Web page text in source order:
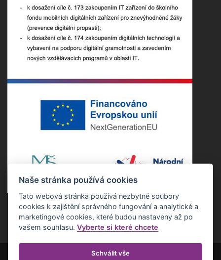
Copyright ©2022 Základní škola Nepomuk. Všechna práva vyhrazena.
Naše stránka používá cookies
Tato webová stránka používá nezbytné soubory
cookies k zajištění správného fungování a analytické a
marketingové cookies, které budou nastaveny až po
vašem souhlasu.Vyberte si které chcete
Schválit vše